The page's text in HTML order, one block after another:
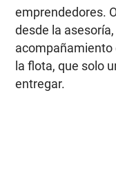
emprendedores.
desde la
acompañamiento
la flota, que solo
entregar.